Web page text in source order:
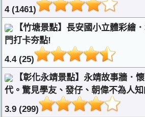
4 (1461)
【竹塘景點】長安國小立體彩繪
門打卡夯點!
4.4 (25)
【彰化永靖景點】永靖故事牆．
代。驚見學友、發仔、朝偉不為人
3.9 (299)